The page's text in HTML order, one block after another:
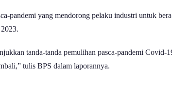
pandemi yang mendorong pelaku industri untuk
tanda-tanda pemulihan pasca-pandemi
tulis BPS dalam laporannya.